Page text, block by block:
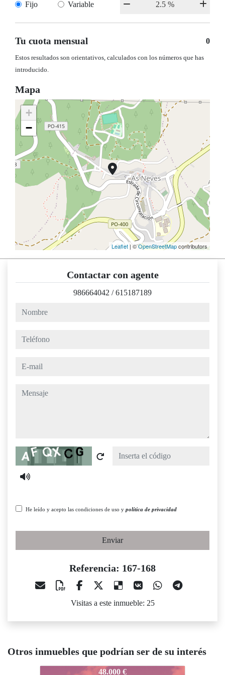
Fijo Variable
Tu cuota mensual 0
Estos resultados son orientativos, calculados con los números que has
introducido.
Mapa
+
−
Leaflet | ©OpenStreetMapcontributors
Contactar con agente
986664042 /615187189
nombre
teléfono
e-mail
mensaje
Captcha
He leído y acepto las condiciones de uso y política de privacidad
Enviar
Referencia: 167-168
Visitas a este inmueble: 25
Otros inmuebles que podrían ser de su interés
167-168 90.000 €